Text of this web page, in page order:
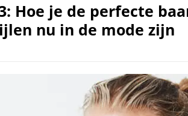
Hoe je de perfecte
nu in de mode zijn